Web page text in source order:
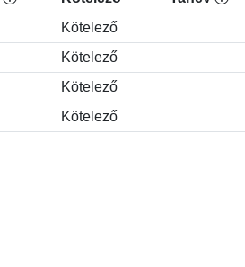
Kötelező
Kötelező
Kötelező
Kötelező